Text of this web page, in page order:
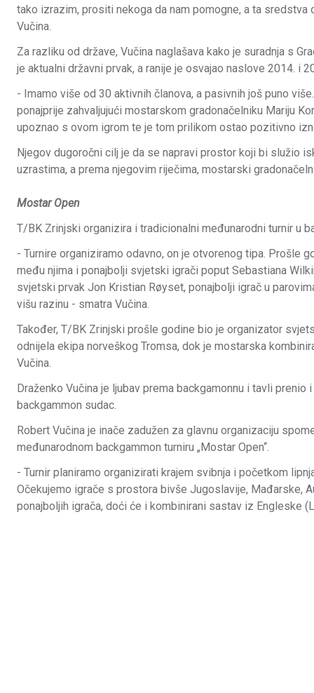
tako izrazim, prositi nekoga da nam pomogne, a ta
Vučina.
Za razliku od države, Vučina naglašava kako je suradnja s
je aktualni državni prvak, a ranije je osvajao naslove 2014. i
- Imamo više od 30 aktivnih članova, a pasivnih još puno
ponajprije zahvaljujući mostarskom gradonačelniku Mariju
upoznao s ovom igrom te je tom prilikom ostao pozitivno
Njegov dugoročni cilj je da se napravi prostor koji bi služio
uzrastima, a prema njegovim riječima, mostarski
Mostar Open
T/BK Zrinjski organizira i tradicionalni međunarodni turnir u
- Turnire organiziramo odavno, on je otvorenog tipa. Prošle
među njima i ponajbolji svjetski igrači poput Sebastiana
svjetski prvak Jon Kristian Røyset, ponajbolji igrač u
višu razinu - smatra Vučina.
Također, T/BK Zrinjski prošle godine bio je organizator
odnijela ekipa norveškog Tromsa, dok je mostarska
Vučina.
Draženko Vučina je ljubav prema backgamonnu i tavli
backgammon sudac.
Robert Vučina je inače zadužen za glavnu organizaciju
međunarodnom backgammon turniru „Mostar Open“.
- Turnir planiramo organizirati krajem svibnja i početkom
Očekujemo igrače s prostora bivše Jugoslavije, Mađarske,
ponajboljih igrača, doći će i kombinirani sastav iz Engleske